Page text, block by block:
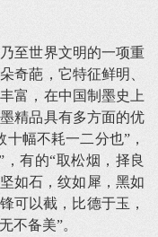
至世界文明的一项重
奇葩，它特征鲜明、
富，在中国制墨史上
精品具有多方面的优
幅不耗一二分也”，
有的“取松烟，择良
如石，纹如犀，黑如
可以截，比德于玉，
不备美”。